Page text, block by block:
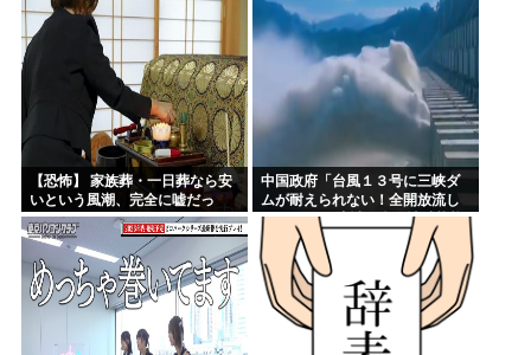
【恐怖】 家族葬・一日葬なら安
いという風潮、完全に嘘だっ
た・・・・
中国政府「台風１３号に三峡ダ
ムが耐えられない！全開放流し
ろ！」⇒ 下流域の街が壊滅状態
ｗｗｗｗｗ